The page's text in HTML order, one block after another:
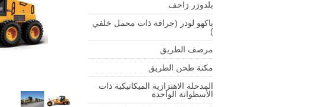
بلدوزر زاحف
باكهو لودر (جرافة ذات محمل خلفي
)
مرصف الطريق
مكنة طحن الطريق
المدحلة الاهتزازية الميكانيكية ذات
الأسطوانة الواحدة